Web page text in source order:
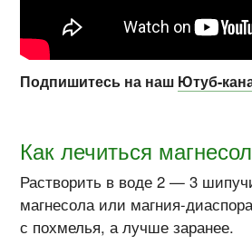
Подпишитесь на наш Ютуб-
Как лечиться
Растворить в воде 2 — 3
магнесола или магния-
с похмелья, а лучше заранее.